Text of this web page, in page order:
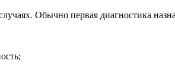
Обычно первая диагностика